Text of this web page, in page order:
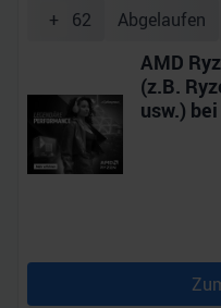
+ 62 Abgelaufen
AMD
(z.B.
usw.)